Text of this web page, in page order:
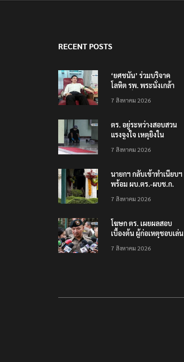
RECENT POSTS
‘ยศชนัน’ ร่วมบริจาค
โลหิต รพ. พระนั่งเกล้า
เทพศิรินทร์ นนทบุรี
7 สิงหาคม 2026
ตร. อยู่ระหว่างสอบสวน
แรงจูงใจ เหตุยิงใน
นนทบุรี พบเด็กก่อเหตุ
7 สิงหาคม 2026
นายกฯ กลับเข้าทำเนียบฯ
พร้อม ผบ.ตร.-ผบช.ก.
ปืนเถื่อน
7 สิงหาคม 2026
โฆษก ตร. เผยผลสอบ
เบื้องต้น ผู้ก่อเหตุชอบเล่น
เหตุรุนแรงก่อนลงมือ
7 สิงหาคม 2026